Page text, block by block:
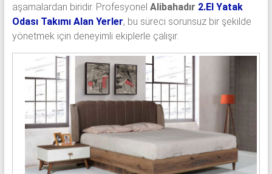
aşamalardan biridir. Profesyonel Alibahadır 2.El Yatak
Odası Takımı Alan Yerler, bu süreci sorunsuz bir şekilde
yönetmek için deneyimli ekiplerle çalışır.